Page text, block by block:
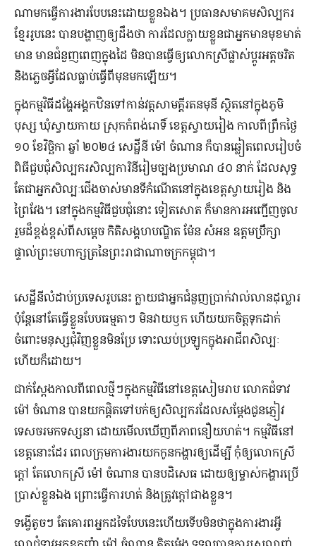
ណា​មក​ធ្វើ​ការ​ងារ​បែប​នេះ​ដោយ​ខ្លួនឯង។ ប្រធាន​សមាគម​សិល្បករ​
ខ្មែរ​រូប​នេះ បាន​បង្ហាញ​ឲ្យ​ដឹង​ថា ការ​ដែល​ក្លាយ​ខ្លួន​ជា​អ្នក​មាន​មុខមាត់​
មាន មាន​ជំនួញ​ពេញ​ក្នុង​ដៃ មិន​បាន​ធ្វើឲ្យ​លោកស្រី​ផ្លាស់ប្ដូរ​អត្តចរិត
និង​ភ្លេច​អ្វី​ដែល​ធ្លាប់​ធ្វើ​ពី​មុន​មក​ឡើយ។
ក្នុងកម្មវិធីដង្ហែអង្គកឋិនទៅកាន់វត្តសាមគ្គីរតនមុនី ស្ថិតនៅក្នុងភូមិ
បុស្ស ឃុំស្វាយកាយ ស្រុក​កំពង់រោទិ៍ ខេត្ត​ស្វាយរៀង កាលពីព្រឹកថ្ងៃ​
១០ ខែ​វិច្ឆិកា ឆ្នាំ ២០២៤ សេដ្ឋីនី ម៉ៅ ចំណាន ក៏​បាន​ឆ្លៀត​ពេល​រៀបចំ​
ពិធី​ជួបជុំ​សិល្បករ​សិល្ប​ការិនី​រៀមច្បង​ប្រមាណ ៤០ នាក់ ដែល​សុទ្ធ​
តែ​ជា​អ្នក​សិល្បៈ​ជើងចាស់​មាន​ទី​កំណើត​នៅ​ក្នុង​ខេត្ត​ស្វាយរៀង និង​
ព្រៃវែង។ នៅក្នុងកម្មវិធីជួបជុំនោះ ទៀតសោត ក៏មានការអញ្ជើញចូល
រួមដ៏ខ្ពង់ខ្ពស់ពីសម្តេច កិតិសង្គហបណ្ឌិត ម៉ែន សំអន ឧត្តមប្រឹក្សា
ផ្ទាល់ព្រះមហាក្សត្រនៃព្រះរាជាណាចក្រកម្ពុជា។
សេដ្ឋី​នី​លំដាប់​ប្រទេស​រូប​នេះ ក្លាយ​ជា​អ្នក​ជំនួញ​ប្រាក់​វាល់​លាន​ដុល្លារ
ប៉ុន្តែ​នៅតែ​ធ្វើ​ខ្លួន​បែប​ធម្មតា​ៗ មិន​វាយ​ឫក ហើយ​យក​ចិត្ត​ទុក​ដាក់​
ចំពោះ​មនុស្ស​ជុំវិញ​ខ្លួន​មិន​ប្រែ ទោះ​ឈប់​ប្រឡូក​ក្នុង​អាជីព​សិល្បៈ​
ហើយ​ក៏​ដោយ។
ជាក់ស្ដែង​កាលពី​ពេល​ថ្មី​ៗ​ក្នុង​កម្មវិធី​នៅ​ខេត្ត​សៀមរាប លោក​ជំទាវ
ម៉ៅ ចំណាន បាន​យក​ផ្ដិត​ទៅ​បក់​ឲ្យ​សិល្បករ​ដែល​សម្ដែង​ជូន​ភ្ញៀវ​
ទេសចរ​មក​ទស្សនា ដោយ​មើល​ឃើញ​ពី​ភាព​នឿយហត់។ កម្មវិធី​នៅ​
ខេត្ត​នោះ​ដែរ ពេល​ក្រុម​ការងារ​យក​កូន​កង្ហារ​ឲ្យ​ដើម្បី កុំឲ្យ​លោក​ស្រី​
ក្ដៅ តែ​លោកស្រី ម៉ៅ ចំណាន បាន​បដិសេធ ដោយ​ឲ្យ​ម្ចាស់​កង្ហារ​ប្រើ
ប្រាស់​ខ្លួនឯង ព្រោះ​ធ្វើការ​ហត់ និង​ត្រូវ​ក្ដៅ​ជាង​ខ្លួន។
ទង្វើ​តូច​ៗ តែ​គោរព​អ្នក​ដទៃ​បែបនេះ​ហើយ​ទើបមិន​ថា​ក្នុង​ការងារ​អ្វី